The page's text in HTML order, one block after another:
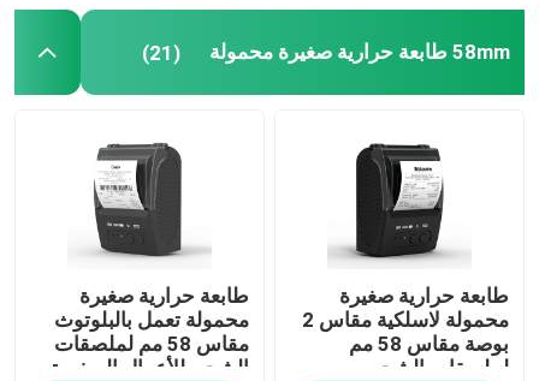
58mm طابعة حرارية صغيرة محمولة (21)
طابعة حرارية صغيرة
محمولة لاسلكية مقاس 2
بوصة مقاس 58 مم
لملصقات الشحن
طابعة حرارية صغيرة
محمولة تعمل بالبلوتوث
مقاس 58 مم لملصقات
الشحن للأعمال الصغيرة